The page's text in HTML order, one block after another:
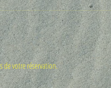
de votre réservation.